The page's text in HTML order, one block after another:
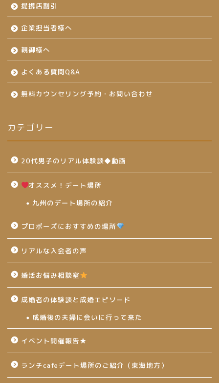
提携店割引
企業担当者様へ
親御様へ
よくある質問Q&A
無料カウンセリング予約・お問い合わせ
カテゴリー
20代男子のリアル体験談◆動画
オススメ！デート場所
九州のデート場所の紹介
プロポーズにおすすめの場所
リアルな入会者の声
婚活お悩み相談室
成婚者の体験談と成婚エピソード
成婚後の夫婦に会いに行って来た
イベント開催報告★
ランチcafeデート場所のご紹介（東海地方）